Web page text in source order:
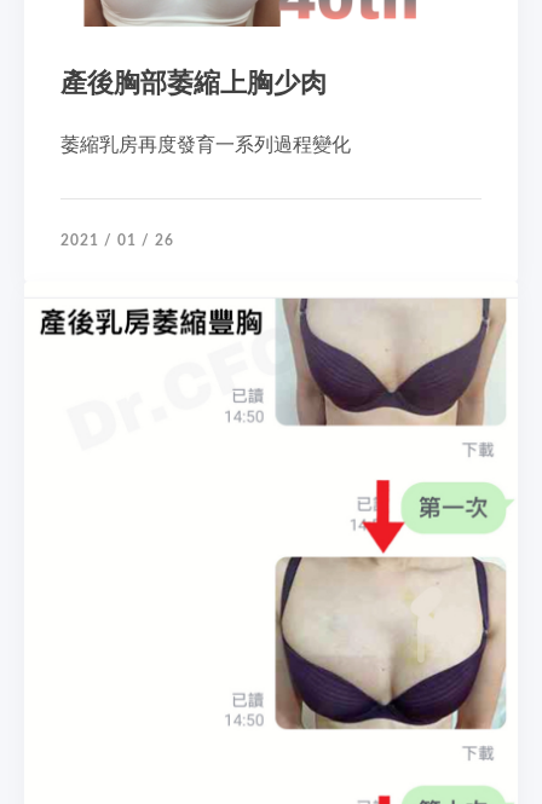
產後胸部萎縮上胸少肉
萎縮乳房再度發育一系列過程變化
2021 / 01 / 26